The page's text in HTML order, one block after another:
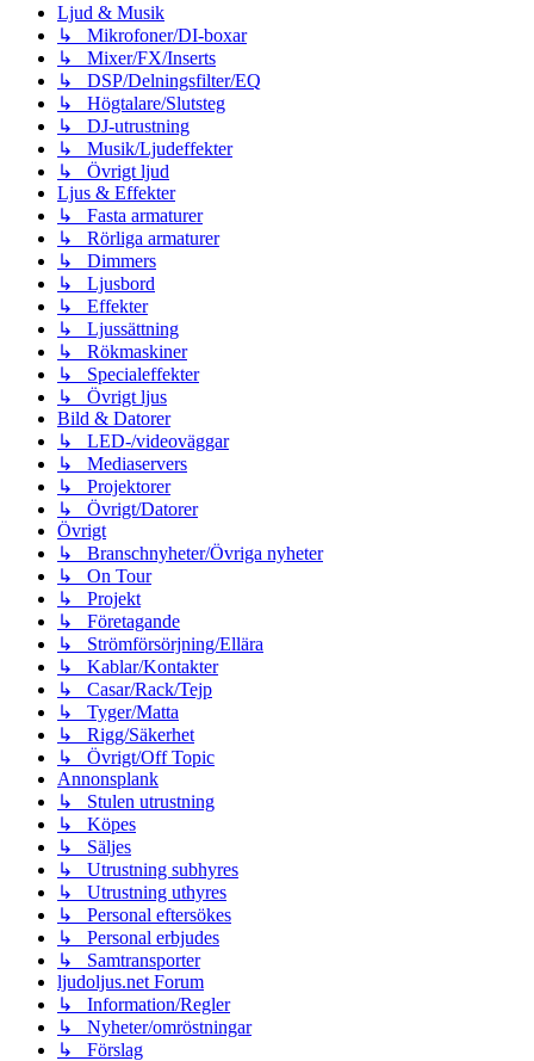
Ljud & Musik
↳ Mikrofoner/DI-boxar
↳ Mixer/FX/Inserts
↳ DSP/Delningsfilter/EQ
↳ Högtalare/Slutsteg
↳ DJ-utrustning
↳ Musik/Ljudeffekter
↳ Övrigt ljud
Ljus & Effekter
↳ Fasta armaturer
↳ Rörliga armaturer
↳ Dimmers
↳ Ljusbord
↳ Effekter
↳ Ljussättning
↳ Rökmaskiner
↳ Specialeffekter
↳ Övrigt ljus
Bild & Datorer
↳ LED-/videoväggar
↳ Mediaservers
↳ Projektorer
↳ Övrigt/Datorer
Övrigt
↳ Branschnyheter/Övriga nyheter
↳ On Tour
↳ Projekt
↳ Företagande
↳ Strömförsörjning/Ellära
↳ Kablar/Kontakter
↳ Casar/Rack/Tejp
↳ Tyger/Matta
↳ Rigg/Säkerhet
↳ Övrigt/Off Topic
Annonsplank
↳ Stulen utrustning
↳ Köpes
↳ Säljes
↳ Utrustning subhyres
↳ Utrustning uthyres
↳ Personal eftersökes
↳ Personal erbjudes
↳ Samtransporter
ljudoljus.net Forum
↳ Information/Regler
↳ Nyheter/omröstningar
↳ Förslag